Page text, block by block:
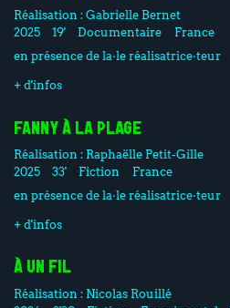
Réalisation :Gabrielle Bernet
2025
19' Documentaire
France
en présence de la·le réalisatrice·teur
+ d'infos
FANNY À LA PLAGE
Réalisation : Raphaëlle Petit-Gille
2025
33' Fiction
France
en présence de la·le réalisatrice·teur
+ d'infos
À UN FIL
Réalisation : Nicolas Rouillé